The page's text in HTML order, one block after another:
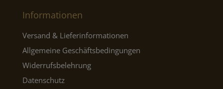
Informationen
Versand & Lieferinformationen
Allgemeine Geschäftsbedingungen
Widerrufsbelehrung
Datenschutz